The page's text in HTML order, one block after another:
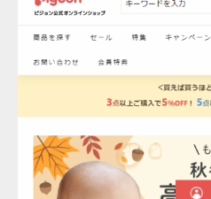
Category:
Detail Visit